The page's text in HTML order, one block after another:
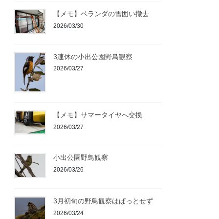
【メモ】ベランダの雪囲い撤去
2026/03/30
3連休の小出公園野鳥観察
2026/03/27
【メモ】サマータイヤへ交換
2026/03/27
小出公園野鳥観察
2026/03/26
3月初旬の野鳥観察はぱっとせず
2026/03/24